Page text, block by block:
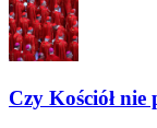
Czy Kościół nie